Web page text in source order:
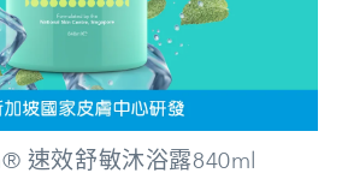
速效舒敏沐浴露840ml